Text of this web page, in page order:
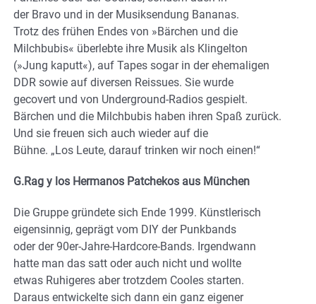
der Bravo und in der Musiksendung Bananas.
Trotz des frühen Endes von »Bärchen und die
Milchbubis« überlebte ihre Musik als Klingelton
(»Jung kaputt«), auf Tapes sogar in der ehemaligen
DDR sowie auf diversen Reissues. Sie wurde
gecovert und von Underground-Radios gespielt.
Bärchen und die Milchbubis haben ihren Spaß zurück.
Und sie freuen sich auch wieder auf die
Bühne. „Los Leute, darauf trinken wir noch einen!“
G.Rag y los Hermanos Patchekos aus München
Die Gruppe gründete sich Ende 1999. Künstlerisch
eigensinnig, geprägt vom DIY der Punkbands
oder der 90er-Jahre-Hardcore-Bands. Irgendwann
hatte man das satt oder auch nicht und wollte
etwas Ruhigeres aber trotzdem Cooles starten.
Daraus entwickelte sich dann ein ganz eigener